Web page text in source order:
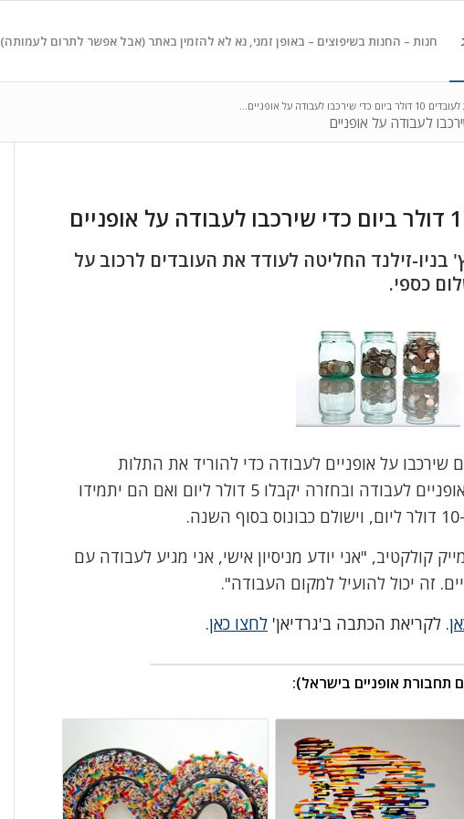
חנות – החנות בשיפוצים – באופן זמני, נא לא להזמין באתר (אבל אפשר לתרום לעמותה)
לעבודה על אופניים...
זילנד החליטה לעודד את העובדים לרכוב על
כספי.
על אופניים לעבודה כדי להוריד את התלות
במכוניות בעיר. עובדים שירכבו על אופניים לעבודה ובחזרה יקבלו 5 דולר ליום ואם הם יתמידו
קולקטיב, "אני יודע מניסיון אישי, אני מגיע לעבודה עם
זה יכול להועיל למקום העבודה".
. לקריאת הכתבה ב'גרדיאן' לחצו כאן.
תחבורת אופניים בישראל):